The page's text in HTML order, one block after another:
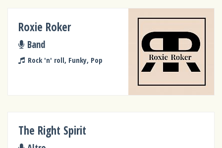
Roxie Roker
Band
Rock 'n' roll, Funky, Pop
The Right Spirit